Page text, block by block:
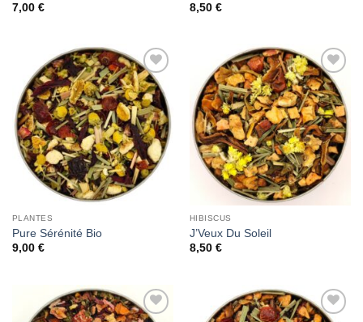
7,00 €
8,50 €
Add to
Wishlist
PLANTES
Pure Sérénité Bio
9,00 €
Add to
Wishlist
HIBISCUS
J’Veux Du Soleil
8,50 €